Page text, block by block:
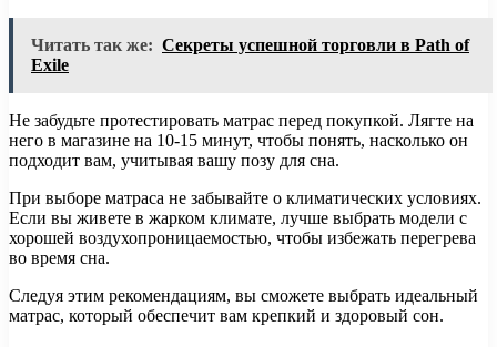
Читать так же: Секреты успешной торговли в Path of
Exile
Не забудьте протестировать матрас перед покупкой. Лягте на
него в магазине на 10-15 минут, чтобы понять, насколько он
подходит вам, учитывая вашу позу для сна.
При выборе матраса не забывайте о климатических условиях.
Если вы живете в жарком климате, лучше выбрать модели с
хорошей воздухопроницаемостью, чтобы избежать перегрева
во время сна.
Следуя этим рекомендациям, вы сможете выбрать идеальный
матрас, который обеспечит вам крепкий и здоровый сон.